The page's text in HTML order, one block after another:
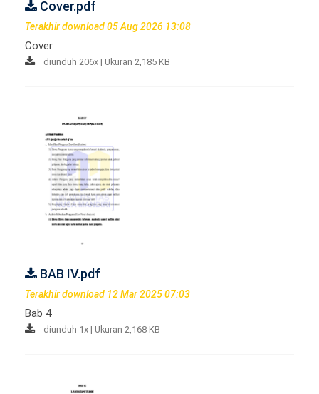
Cover.pdf
Terakhir download 05 Aug 2026 13:08
Cover
diunduh 206x | Ukuran 2,185 KB
BAB IV.pdf
Terakhir download 12 Mar 2025 07:03
Bab 4
diunduh 1x | Ukuran 2,168 KB